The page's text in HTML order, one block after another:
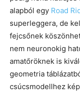
alapból egy Road
superleggera, de
fejcsőnek
nem neuronokig
amatőröknek is
geometria
csúcsmodellhez